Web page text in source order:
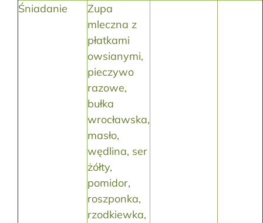
Śniadanie
Zupa
mleczna z
płatkami
owsianymi,
pieczywo
razowe,
bułka
wrocławska,
masło,
wędlina, ser
żółty,
pomidor,
roszponka,
rzodkiewka,